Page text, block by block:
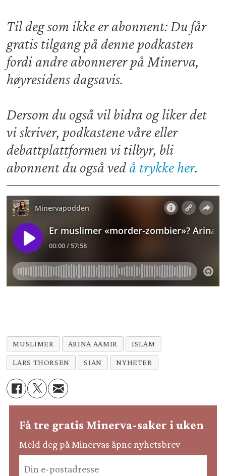
Til deg som ikke er abonnent: Du får
gratis tilgang på denne podkasten
fordi andre abonnerer på Minerva,
høyresidens dagsavis.
Dersom du også vil bidra og liker det
vi skriver, podkastene våre eller
debattplattformen vi tilbyr, bli
abonnent du også ved å trykke her.
MUSLIMER ARINA AAMIR ISLAM
LARS THORSEN SIAN NYHETER
Få tre gratis Minerva-saker i uken
Meld deg på Minervas åpne nyhetsbrev